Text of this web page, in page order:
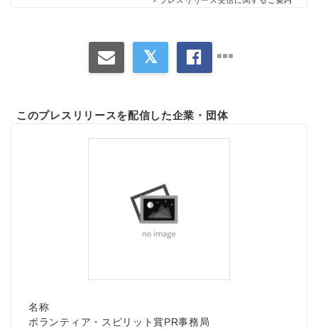
このプレスリリースを配信した企業・団体
名称
ボランティア・スピリット賞PR事務局